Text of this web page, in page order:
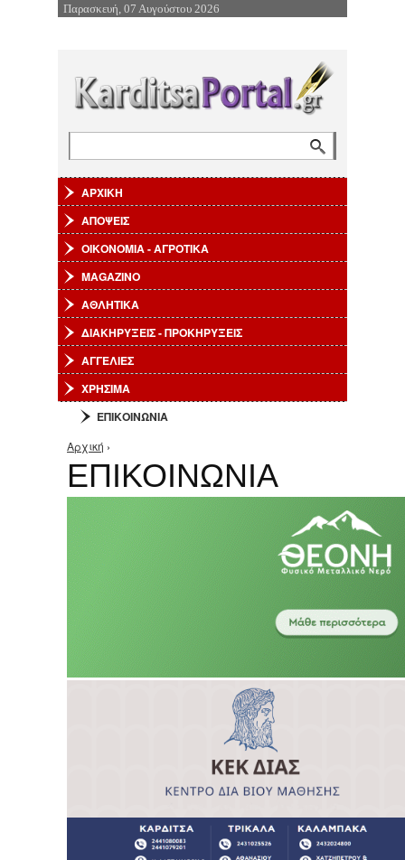
Επιστροφή στην Πλοήγηση
Παρασκευή, 07 Αυγούστου 2026
ΑΡΧΙΚΗ
ΑΠΟΨΕΙΣ
ΟΙΚΟΝΟΜΙΑ - ΑΓΡΟΤΙΚΑ
MAGAZINO
ΑΘΛΗΤΙΚΑ
ΔΙΑΚΗΡΥΞΕΙΣ - ΠΡΟΚΗΡΥΞΕΙΣ
ΑΓΓΕΛΙΕΣ
ΧΡΗΣΙΜΑ
ΕΠΙΚΟΙΝΩΝΙΑ
Είστε εδώ
Αρχική ›
ΕΠΙΚΟΙΝΩΝΙΑ